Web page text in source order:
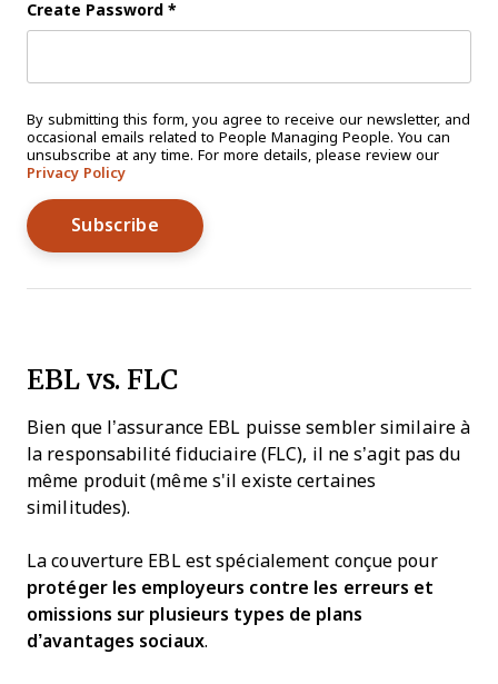
Create Password *
By submitting this form, you agree to receive our newsletter, and
occasional emails related to People Managing People. You can
unsubscribe at any time. For more details, please review our
Privacy Policy
EBL vs. FLC
Bien que l’assurance EBL puisse sembler similaire à
la responsabilité fiduciaire (FLC), il ne s’agit pas du
même produit (même s'il existe certaines
similitudes).
La couverture EBL est spécialement conçue pour
protéger les employeurs contre les erreurs et
omissions sur plusieurs types de plans
d’avantages sociaux.